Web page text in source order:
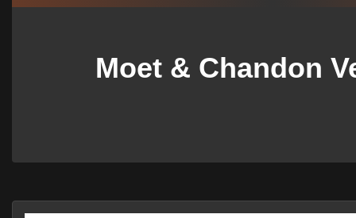
Moet & Chandon